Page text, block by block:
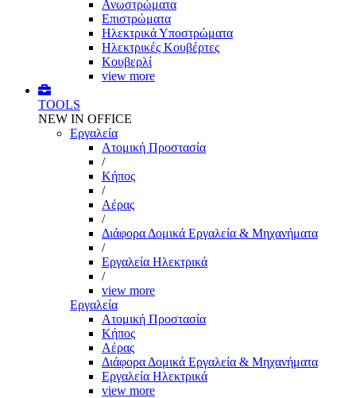
Ανωστρώματα
Επιστρώματα
Ηλεκτρικά Υποστρώματα
Ηλεκτρικές Κουβέρτες
Κουβερλί
view more
TOOLS
NEW IN OFFICE
Εργαλεία
Aτομική Προστασία
/
Kήπος
/
Αέρας
/
Διάφορα Δομικά Εργαλεία & Μηχανήματα
/
Εργαλεία Ηλεκτρικά
/
view more
Εργαλεία
Aτομική Προστασία
Kήπος
Αέρας
Διάφορα Δομικά Εργαλεία & Μηχανήματα
Εργαλεία Ηλεκτρικά
view more